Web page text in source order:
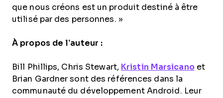
que nous créons est un produit destiné à être
utilisé par des personnes. »
À propos de l’auteur :
Bill Phillips, Chris Stewart, Kristin Marsicanoet
Brian Gardner sont des références dans la
communauté du développement Android. Leur